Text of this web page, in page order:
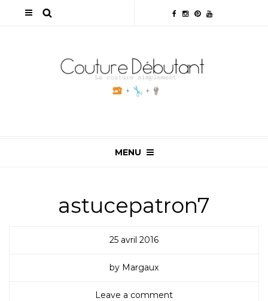
MENU
astucepatron7
25 avril 2016
by Margaux
Leave a comment